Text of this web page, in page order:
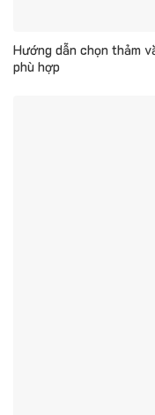
Hướng dẫn chọn thảm
phù hợp